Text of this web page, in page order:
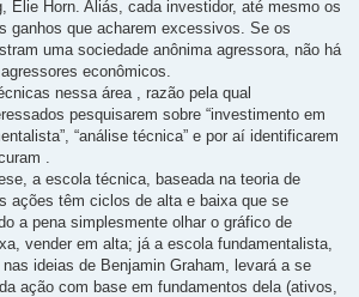
Elie Horn. Aliás, cada investidor, até mesmo os
ganhos que acharem excessivos. Se os
uma sociedade anônima agressora, não há
econômicos.
nessa área , razão pela qual
pesquisarem sobre “investimento em
“análise técnica” e por aí identificarem
.
a escola técnica, baseada na teoria de
ações têm ciclos de alta e baixa que se
a pena simplesmente olhar o gráfico de
vender em alta; já a escola fundamentalista,
ideias de Benjamin Graham, levará a se
ação com base em fundamentos dela (ativos,